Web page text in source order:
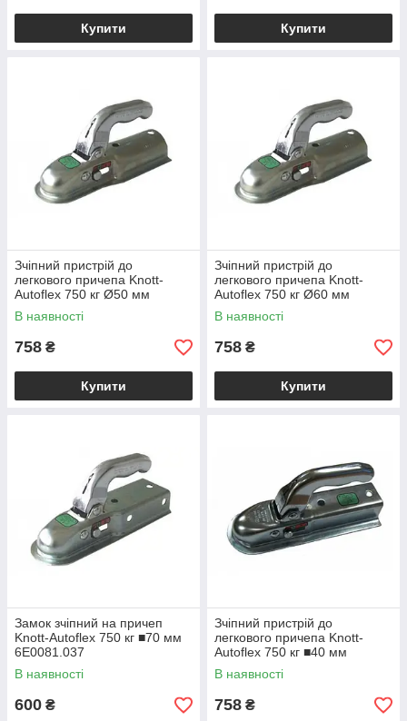
Купити Купити
Зчіпний пристрій до
легкового причепа Knott-
Autoflex 750 кг Ø50 мм
6E0083.023
В наявності
758 ₴
Купити
Зчіпний пристрій до
легкового причепа Knott-
Autoflex 750 кг Ø60 мм
6E0083.029
В наявності
758 ₴
Купити
Замок зчіпний на причеп
Knott-Autoflex 750 кг ■70 мм
6E0081.037
В наявності
600 ₴
Зчіпний пристрій до
легкового причепа Knott-
Autoflex 750 кг ■40 мм
6E0081.091
В наявності
758 ₴